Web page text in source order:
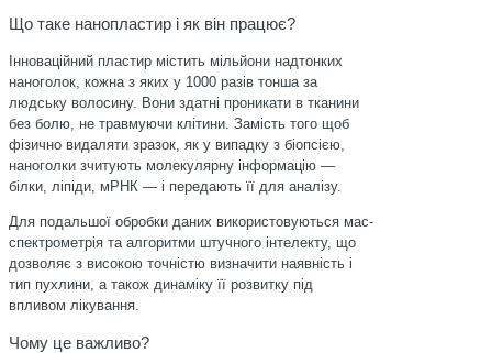
Що таке нанопластир і як він працює?
Інноваційний пластир містить мільйони надтонких
наноголок, кожна з яких у 1000 разів тонша за
людську волосину. Вони здатні проникати в тканини
без болю, не травмуючи клітини. Замість того щоб
фізично видаляти зразок, як у випадку з біопсією,
наноголки зчитують молекулярну інформацію —
білки, ліпіди, мРНК — і передають її для аналізу.
Для подальшої обробки даних використовуються мас-
спектрометрія та алгоритми штучного інтелекту, що
дозволяє з високою точністю визначити наявність і
тип пухлини, а також динаміку її розвитку під
впливом лікування.
Чому це важливо?